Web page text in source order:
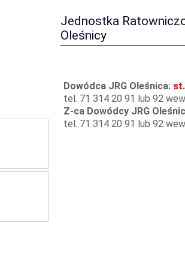
Jednostka
Oleśnicy
Dowódca JRG Oleśnica:
tel. 71 314 20 91 lub 92
Z-ca Dowódcy JRG
tel. 71 314 20 91 lub 92